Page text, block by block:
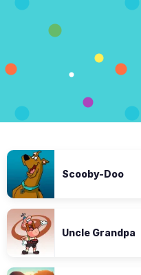
Scooby-Doo
Uncle Grandpa